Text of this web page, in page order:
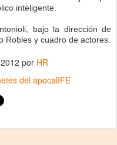
inteligente.
bajo la dirección de
Robles y cuadro de actores.
por HR
del apocalIFE